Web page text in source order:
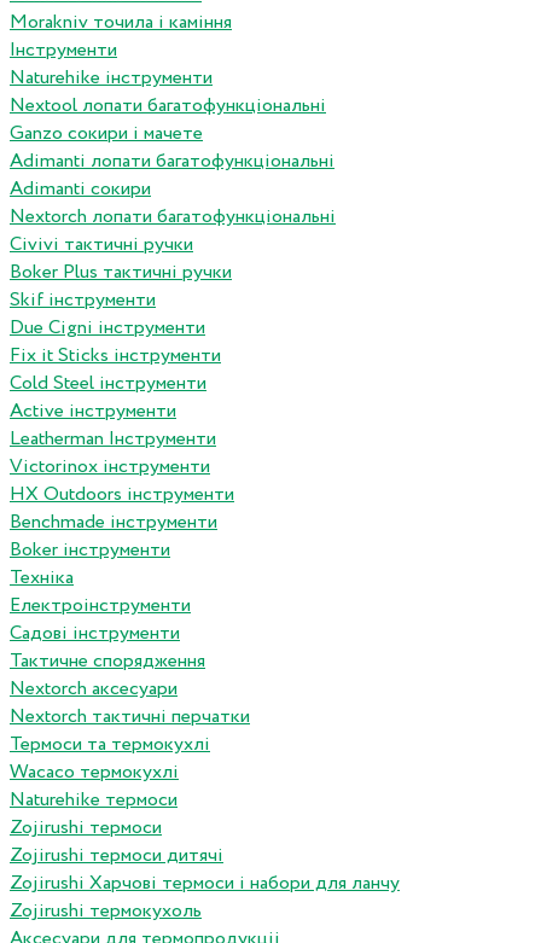
Morakniv точила і каміння
Інструменти
Naturehike інструменти
Nextool лопати багатофункціональні
Ganzo сокири і мачете
Adimanti лопати багатофункціональні
Adimanti сокири
Nextorch лопати багатофункціональні
Сivivi тактичні ручки
Boker Plus тактичні ручки
Skif інструменти
Due Cigni інструменти
Fix it Sticks інструменти
Сold Steel інструменти
Active інструменти
Leatherman Інструменти
Victorinox інструменти
HX Outdoors інструменти
Benchmade інструменти
Boker інструменти
Техніка
Електроінструменти
Садові інструменти
Тактичне спорядження
Nextorch аксесуари
Nextorch тактичні перчатки
Термоси та термокухлі
Wacaco термокухлі
Naturehike термоси
Zojirushi термоси
Zojirushi термоси дитячі
Zojirushi Харчові термоси і набори для ланчу
Zojirushi термокухоль